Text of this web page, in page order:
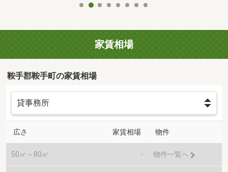
家賃相場
鞍手郡鞍手町の家賃相場
広さ 家賃相場 物件
50㎡～80㎡ - 物件一覧へ